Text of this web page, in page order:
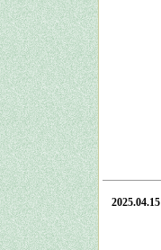
2025.04.15